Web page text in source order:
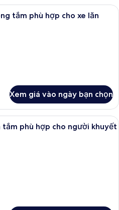
Khu vực làm việc phù hợp cho
tắm phù hợp cho xe lăn
Xem giá vào ngày bạn chọn
Khu vực làm việc phù hợp cho
tắm phù hợp cho người khuyết